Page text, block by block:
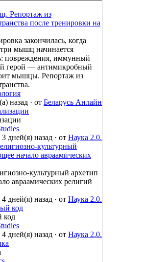
Репортаж из
после тренировки на
закончилась, когда
мышц начинается
повреждения, иммунный
герой — антимикробный
мышцы. Репортаж из
назад · от Беларусь Анлайн
3 дней(я) назад · от Наука 2.0.
культурный
начало авраамических
культурный архетип
авраамических религий
4 дней(я) назад · от Наука 2.0.
код
код
4 дней(я) назад · от Наука 2.0.